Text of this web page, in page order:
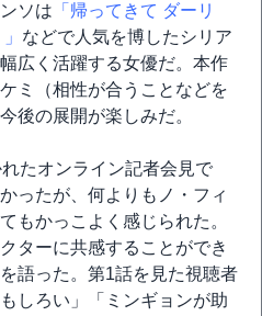
ソは 「帰ってきて ダーリ
などで人気を博したシリア
広く活躍する女優だ。本作
ミ（相性が合うことなどを
後の展開が楽しみだ。
たオンライン記者会見で
ったが、何よりもノ・フィ
もかっこよく感じられた。
ターに共感することができ
語った。第1話を見た視聴者
しろい」「ミンギョンが助